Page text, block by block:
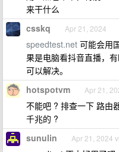
来干什么
csskq Apr 21, 2024
speedtest.net 可能会用
果是电脑看抖音直播，
可以解决。
hotspotvm Apr 21,
不能吧 ? 排查一下 路由
千兆的 ?
sunulin Apr 21, 2024